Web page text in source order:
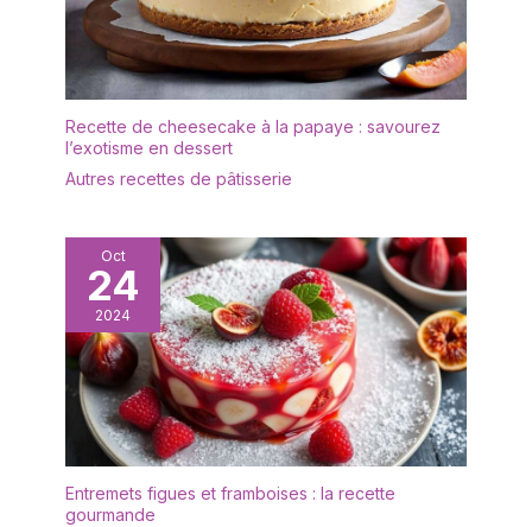
Recette de cheesecake à la papaye : savourez
l’exotisme en dessert
Autres recettes de pâtisserie
Oct
24
2024
Entremets figues et framboises : la recette
gourmande